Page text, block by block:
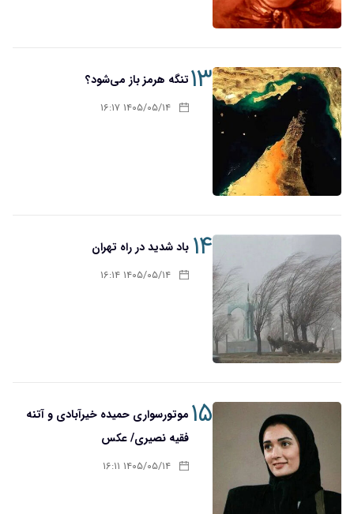
۱۳تنگه هرمز باز می‌شود؟
۱۴۰۵/۰۵/۱۴ ۱۶:۱۷
۱۴ باد شدید در راه تهران
۱۴۰۵/۰۵/۱۴ ۱۶:۱۴
۱۵ موتورسواری حمیده خیرآبادی و آتنه
فقیه نصیری/ عکس
۱۴۰۵/۰۵/۱۴ ۱۶:۱۱